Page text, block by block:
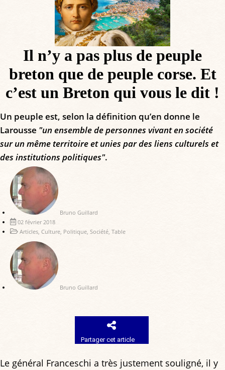
Il n’y a pas plus de peuple
breton que de peuple corse. Et
c’est un Breton qui vous le dit !
Un peuple est, selon la définition qu’en donne le
Larousse "un ensemble de personnes vivant en société
sur un même territoire et unies par des liens culturels et
des institutions politiques".
Bruno Guillard
02 février 2018
Articles, Culture, Politique, Société, Table
Bruno Guillard
Partager cet article
Le général Franceschi a très justement souligné, il y